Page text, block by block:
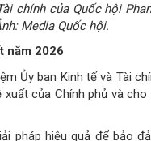
chính của Quốc hội
Media Quốc hội.
năm 2026
Ủy ban Kinh tế và Tài
của Chính phủ và
pháp hiệu quả để bảo